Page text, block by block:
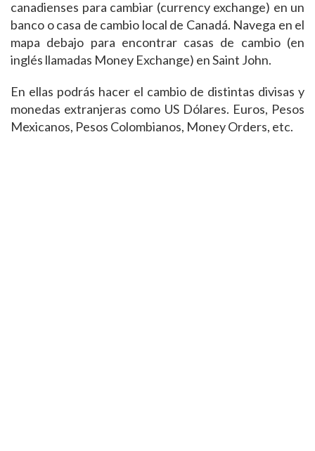
canadienses para cambiar (currency exchange) en un
banco o casa de cambio local de Canadá. Navega en el
mapa debajo para encontrar casas de cambio (en
inglés llamadas Money Exchange) en Saint John.
En ellas podrás hacer el cambio de distintas divisas y
monedas extranjeras como US Dólares. Euros, Pesos
Mexicanos, Pesos Colombianos, Money Orders, etc.